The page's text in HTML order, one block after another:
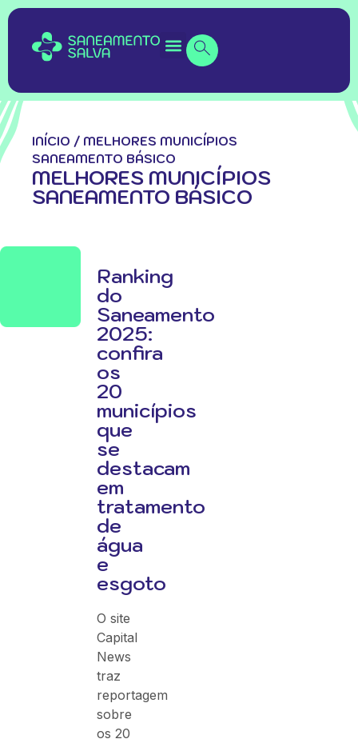
INÍCIO / MELHORES MUNICÍPIOS
SANEAMENTO BÁSICO
MELHORES MUNICÍPIOS
SANEAMENTO BÁSICO
Ranking
do
Saneamento
2025:
confira
os
20
municípios
que
se
destacam
em
tratamento
de
água
e
esgoto
O site
Capital
News
traz
reportagem
sobre
os 20